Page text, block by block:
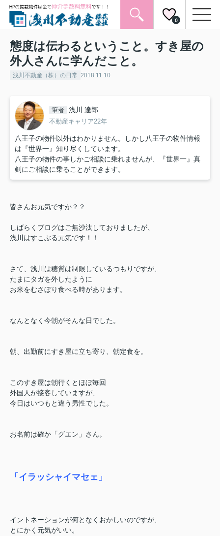
0
態度は伝わるということ。すき屋の
外人さんに学んだこと。
浅川不動産（株）の日常 2018.11.10
筆者 浅川 達郎
不動産キャリア22年
八王子の物件以外はわかりません。しかし八王子の物件情報
は『世界一』知り尽くしています。
八王子の物件の事しかご相談に乗れませんが、『世界一』真
剣にご相談に乗ることができます。
皆さんお元気ですか？？
しばらくブログはご無沙汰しておりましたが、
浅川はすこぶる元気です！！
さて、浅川は糖質は制限しているつもりですが、
たまにタガを外したように
お米をむさぼり食べる時があります。
なんとなく今朝がそんな日でした。
朝、出勤前にすき屋に立ち寄り、朝定食を。
このすき屋は朝行くとほぼ毎回
外国人が接客していますが、
今日はいつもと違う男性でした。
お名前は確か「グエン」さん。
「イラッシャイマセェ」
イントネーションが何となくおかしいのですが、
とにかく元気がいい。